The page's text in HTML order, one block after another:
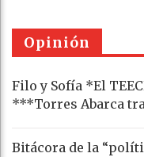
Opinión
Filo y Sofía *El
***Torres Abarca
Bitácora de la